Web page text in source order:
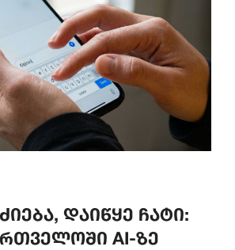
დაიწყე ჩატი:
AI-ზე